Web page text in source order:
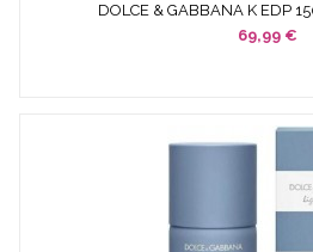
DOLCE & GABBANA K EDP
69,99 €